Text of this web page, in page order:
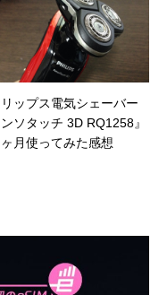
ップス電気シェーバー
ンソタッチ 3D RQ1258』
月使ってみた感想